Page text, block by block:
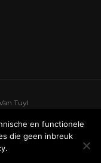
Tuyl
en functionele
die geen inbreuk